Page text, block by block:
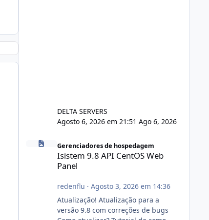
DELTA SERVERS
Agosto 6, 2026 em 21:51 Ago 6, 2026
Isistem 9.8 API CentOS Web Panel
Gerenciadores de hospedagem
Isistem 9.8 API CentOS Web
Panel
redenflu · Agosto 3, 2026 em 14:36
Atualização! Atualização para a
versão 9.8 com correções de bugs